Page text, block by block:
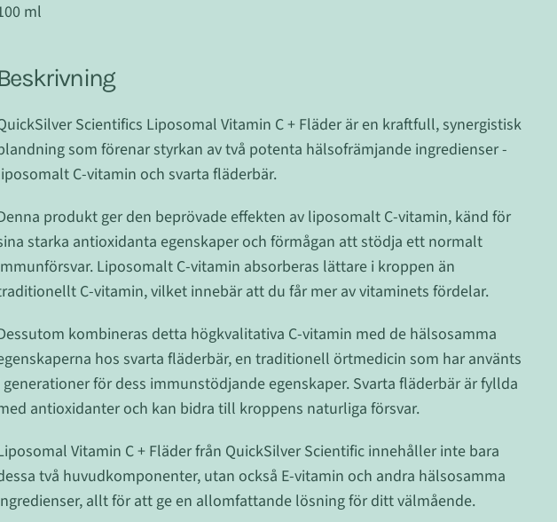
ml
Scientifics Liposomal Vitamin C + Fläder är en kraftfull, synergistisk
som förenar styrkan av två potenta hälsofrämjande ingredienser -
C-vitamin och svarta fläderbär.
produkt ger den beprövade effekten av liposomalt C-vitamin, känd för
starka antioxidanta egenskaper och förmågan att stödja ett normalt
Liposomalt C-vitamin absorberas lättare i kroppen än
C-vitamin, vilket innebär att du får mer av vitaminets fördelar.
kombineras detta högkvalitativa C-vitamin med de hälsosamma
hos svarta fläderbär, en traditionell örtmedicin som har använts
generationer för dess immunstödjande egenskaper. Svarta fläderbär är fyllda
antioxidanter och kan bidra till kroppens naturliga försvar.
Vitamin C + Fläder från QuickSilver Scientific innehåller inte bara
två huvudkomponenter, utan också E-vitamin och andra hälsosamma
allt för att ge en allomfattande lösning för ditt välmående.